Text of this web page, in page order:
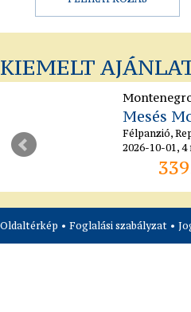
KIEMELT
Mesés
Félpanzió,
2026-10-01, 4
Oldaltérkép • Foglalási szabályzat •